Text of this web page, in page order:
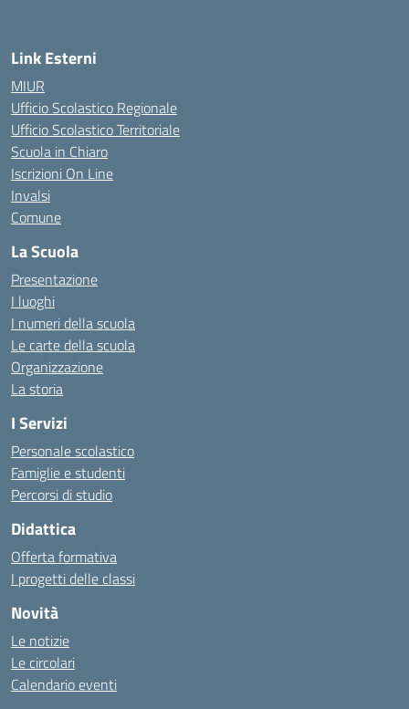
Link Esterni
MIUR
Ufficio Scolastico Regionale
Ufficio Scolastico Territoriale
Scuola in Chiaro
Iscrizioni On Line
Invalsi
Comune
La Scuola
Presentazione
I luoghi
I numeri della scuola
Le carte della scuola
Organizzazione
La storia
I Servizi
Personale scolastico
Famiglie e studenti
Percorsi di studio
Didattica
Offerta formativa
I progetti delle classi
Novità
Le notizie
Le circolari
Calendario eventi